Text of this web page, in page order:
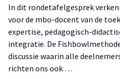
In dit rondetafelgesprek
voor de mbo-docent van de
expertise, pedagogisch-
integratie. De
discussie waarin alle
richten ons ook …